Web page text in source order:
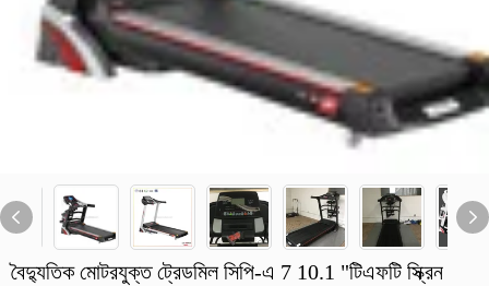
বৈদ্যুতিক মোটরযুক্ত ট্রেডমিল সিপি-এ 7 10.1 "টিএফটি স্ক্রিন